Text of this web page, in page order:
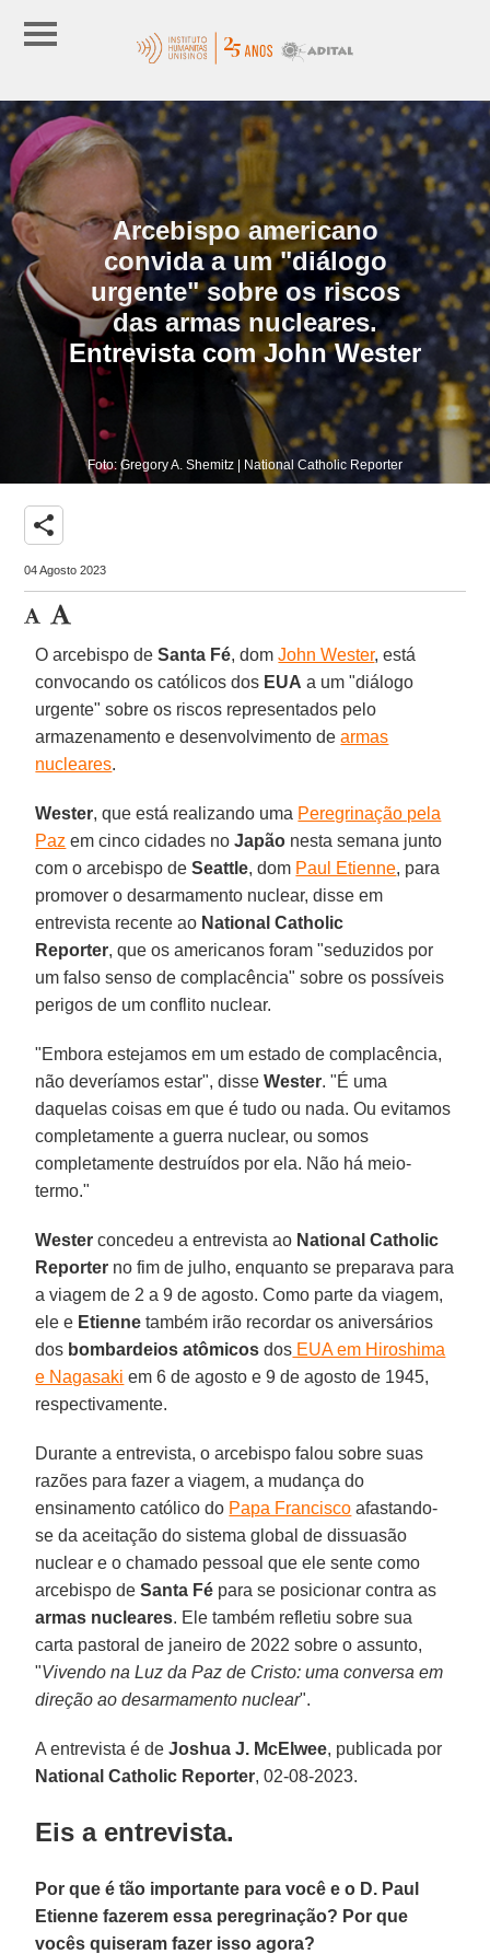
Arcebispo americano
convida a um "diálogo
urgente" sobre os riscos
das armas nucleares.
Entrevista com John Wester
Foto: Gregory A. Shemitz | National Catholic Reporter
share
04 Agosto 2023
O arcebispo de Santa Fé, domJohn Wester, está
convocando os católicos dos EUA a um "diálogo
urgente" sobre os riscos representados pelo
armazenamento e desenvolvimento dearmas
nucleares.
Wester, que está realizando uma Peregrinação pela
Paz em cinco cidades noJapão nesta semana junto
com o arcebispo de Seattle, dom Paul Etienne, para
promover o desarmamento nuclear, disse em
entrevista recente ao National Catholic
Reporter, que os americanos foram "seduzidos por
um falso senso de complacência" sobre os possíveis
perigos de um conflito nuclear.
"Embora estejamos em um estado de complacência,
não deveríamos estar", disseWester. "É uma
daquelas coisas em que é tudo ou nada. Ou evitamos
completamente a guerra nuclear, ou somos
completamente destruídos por ela. Não há meio-
termo."
Wester concedeu a entrevista ao National Catholic
Reporter no fim de julho, enquanto se preparava para
a viagem de 2 a 9 de agosto. Como parte da viagem,
ele e Etienne também irão recordar os aniversários
dos bombardeios atômicos dos EUA em Hiroshima
e Nagasaki em 6 de agosto e 9 de agosto de 1945,
respectivamente.
Durante a entrevista, o arcebispo falou sobre suas
razões para fazer a viagem, a mudança do
ensinamento católico do Papa Francisco afastando-
se da aceitação do sistema global de dissuasão
nuclear e o chamado pessoal que ele sente como
arcebispo deSanta Fé para se posicionar contra as
armas nucleares. Ele também refletiu sobre sua
carta pastoral de janeiro de 2022 sobre o assunto,
"Vivendo na Luz da Paz de Cristo: uma conversa em
direção ao desarmamento nuclear".
A entrevista é deJoshua J. McElwee, publicada por
National Catholic Reporter, 02-08-2023.
Eis a entrevista.
Por que é tão importante para você e o D. Paul
Etienne fazerem essa peregrinação? Por que
vocês quiseram fazer isso agora?